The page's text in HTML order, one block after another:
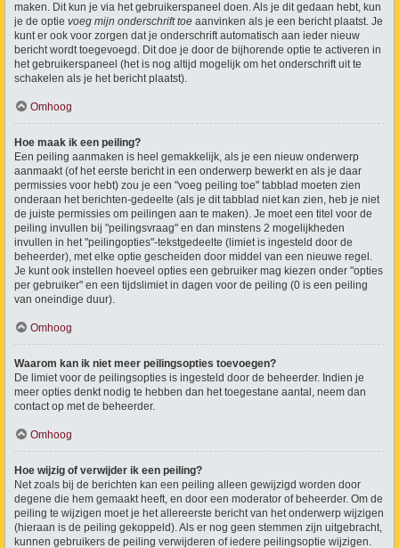
maken. Dit kun je via het gebruikerspaneel doen. Als je dit gedaan hebt, kun
je de optie voeg mijn onderschrift toe aanvinken als je een bericht plaatst. Je
kunt er ook voor zorgen dat je onderschrift automatisch aan ieder nieuw
bericht wordt toegevoegd. Dit doe je door de bijhorende optie te activeren in
het gebruikerspaneel (het is nog altijd mogelijk om het onderschrift uit te
schakelen als je het bericht plaatst).
Omhoog
Hoe maak ik een peiling?
Een peiling aanmaken is heel gemakkelijk, als je een nieuw onderwerp
aanmaakt (of het eerste bericht in een onderwerp bewerkt en als je daar
permissies voor hebt) zou je een "voeg peiling toe" tabblad moeten zien
onderaan het berichten-gedeelte (als je dit tabblad niet kan zien, heb je niet
de juiste permissies om peilingen aan te maken). Je moet een titel voor de
peiling invullen bij "peilingsvraag" en dan minstens 2 mogelijkheden
invullen in het "peilingopties"-tekstgedeelte (limiet is ingesteld door de
beheerder), met elke optie gescheiden door middel van een nieuwe regel.
Je kunt ook instellen hoeveel opties een gebruiker mag kiezen onder "opties
per gebruiker" en een tijdslimiet in dagen voor de peiling (0 is een peiling
van oneindige duur).
Omhoog
Waarom kan ik niet meer peilingsopties toevoegen?
De limiet voor de peilingsopties is ingesteld door de beheerder. Indien je
meer opties denkt nodig te hebben dan het toegestane aantal, neem dan
contact op met de beheerder.
Omhoog
Hoe wijzig of verwijder ik een peiling?
Net zoals bij de berichten kan een peiling alleen gewijzigd worden door
degene die hem gemaakt heeft, en door een moderator of beheerder. Om de
peiling te wijzigen moet je het allereerste bericht van het onderwerp wijzigen
(hieraan is de peiling gekoppeld). Als er nog geen stemmen zijn uitgebracht,
kunnen gebruikers de peiling verwijderen of iedere peilingsoptie wijzigen.